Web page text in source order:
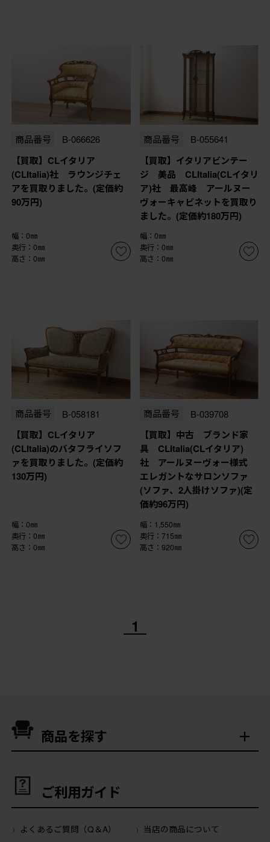
商品番号 B-066626
【買取】CLイタリア
(CLItalia)社 ラウンジチェ
アを買取りました。(定価約
90万円)
幅：0㎜
奥行：0㎜
高さ：0㎜
商品番号 B-055641
【買取】イタリアビンテー
ジ 美品 CLItalia(CLイタリ
ア)社 最高峰 アールヌー
ヴォーキャビネットを買取り
ました。(定価約180万円)
幅：0㎜
奥行：0㎜
高さ：0㎜
商品番号 B-058181
【買取】CLイタリア
(CLItalia)のバタフライソフ
ァを買取りました。(定価約
130万円)
幅：0㎜
奥行：0㎜
高さ：0㎜
商品番号 B-039708
【買取】中古 ブランド家
具 CLItalia(CLイタリア)
社 アールヌーヴォー様式
エレガントなサロンソファ
(ソファ、2人掛けソファ)(定
価約96万円)
幅：1,550㎜
奥行：715㎜
高さ：920㎜
1
商品を探す
ご利用ガイド
よくあるご質問（Q＆A）
当店の商品について